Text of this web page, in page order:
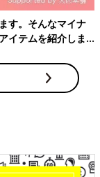
日記＃54］
ムツにするという
に座れたらごほ
になったら…」と
て、結局オムツ
がいるので、長男
す。そんなマイナ
イテムを紹介しま